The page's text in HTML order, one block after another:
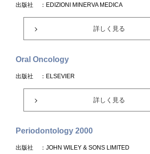
出版社 ：EDIZIONI MINERVA MEDICA
詳しく見る
Oral Oncology
出版社 ：ELSEVIER
詳しく見る
Periodontology 2000
出版社 ：JOHN WILEY & SONS LIMITED